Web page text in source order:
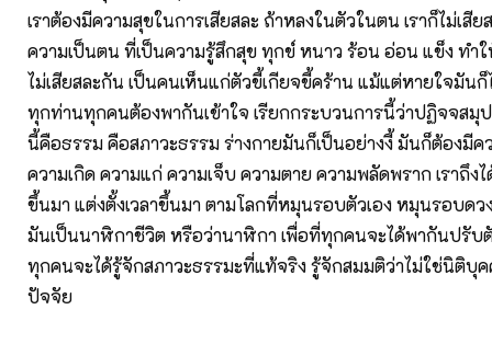
เราต้องมีความสุขในการเสียสละ ถ้าหลงในตัวในตน เราก็ไม่เสีย
ความเป็นตน ที่เป็นความรู้สึกสุข ทุกข์ หนาว ร้อน อ่อน แข็ง ทำ
ไม่เสียสละกัน เป็นคนเห็นแก่ตัวขี้เกียจขี้คร้าน แม้แต่หายใจมัน
ทุกท่านทุกคนต้องพากันเข้าใจ เรียกกระบวนการนี้ว่าปฏิจจสมุ
นี้คือธรรม คือสภาวะธรรม ร่างกายมันก็เป็นอย่างงี้ มันก็ต้องมี
ความเกิด ความแก่ ความเจ็บ ความตาย ความพลัดพราก เราถึงไ
ขึ้นมา แต่งตั้งเวลาขึ้นมา ตามโลกที่หมุนรอบตัวเอง หมุนรอบดว
มันเป็นนาฬิกาชีวิต หรือว่านาฬิกา เพื่อที่ทุกคนจะได้พากันปรับตั
ทุกคนจะได้รู้จักสภาวะธรรมะที่แท้จริง รู้จักสมมติว่าไม่ใช่นิติบุ
ปัจจัย